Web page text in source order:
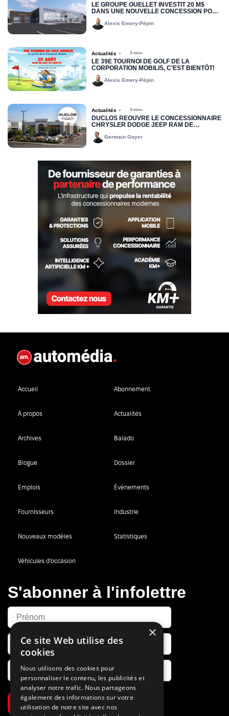
LE GROUPE OUELLET INVESTIT 20 M$
DANS UNE NOUVELLE CONCESSION POUR
RIMOUSKI FORD
Alexis Emery-Pépin
Actualités 3 mins
LE 39E TOURNOI DE GOLF DE LA
CORPORATION MOBILIS, C’EST BIENTÔT!
Alexis Emery-Pépin
Actualités 3 mins
DUCLOS RÉOUVRE LE CONCESSIONNAIRE
CHRYSLER DODGE JEEP RAM DE
DRUMMONDVILLE
Germain Goyer
Accueil Abonnement
À propos Actualités
Archives Balado
Blogue Dossier
Emplois Événements
Fournisseurs Industrie
Nouveaux modèles Statistiques
Véhicules d’occasion
S'abonner à l'infolettre
S’abonner
×
Ce site Web utilise des
cookies
Nous utilisons des cookies pour
personnaliser le contenu, les publicités et
analyser notre trafic. Nous partageons
également des informations sur votre
utilisation de notre site avec nos